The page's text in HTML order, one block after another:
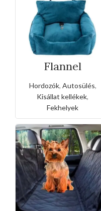
Flannel
autósülés
Hordozók, Autosülés,
Kisállat kellékek,
Fekhelyek